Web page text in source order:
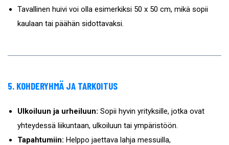
Tavallinen huivi voi olla esimerkiksi 50 x 50 cm, mikä sopii
kaulaan tai päähän sidottavaksi.
5. KOHDERYHMÄ JA TARKOITUS
Ulkoiluun ja urheiluun: Sopii hyvin yrityksille, jotka ovat
yhteydessä liikuntaan, ulkoiluun tai ympäristöön.
Tapahtumiin: Helppo jaettava lahja messuilla,